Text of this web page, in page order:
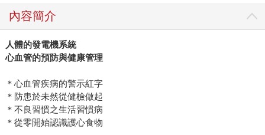
內容簡介
人體的發電機系統
心血管的預防與健康管理
＊心血管疾病的警示紅字
＊防患於未然從健檢做起
＊不良習慣之生活習慣病
＊從零開始認識護心食物